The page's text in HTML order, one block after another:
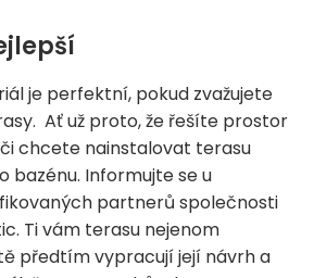
je perfektní, pokud zvažujete
Ať už proto, že řešíte prostor
chcete nainstalovat terasu
bazénu. Informujte se u
partnerů společnosti
Ti vám terasu nejenom
předtím vypracují její návrh a